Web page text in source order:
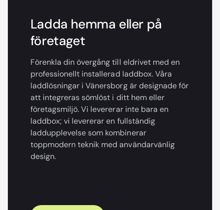
Ladda hemma eller på
företaget
Förenkla din övergång till eldrivet med en
professionellt installerad laddbox. Våra
laddlösningar i Vänersborg är designade för
att integreras sömlöst i ditt hem eller
företagsmiljö. Vi levererar inte bara en
laddbox; vi levererar en fullständig
laddupplevelse som kombinerar
toppmodern teknik med användarvänlig
design.